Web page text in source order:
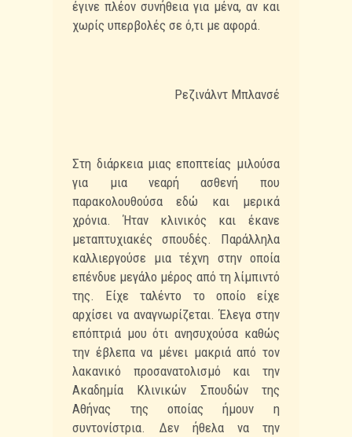
έγινε πλέον συνήθεια για μένα, αν και
χωρίς υπερβολές σε ό,τι με αφορά.
Ρεζινάλντ Μπλανσέ
Στη διάρκεια μιας εποπτείας μιλούσα
για μια νεαρή ασθενή που
παρακολουθούσα εδώ και μερικά
χρόνια. Ήταν κλινικός και έκανε
μεταπτυχιακές σπουδές. Παράλληλα
καλλιεργούσε μια τέχνη στην οποία
επένδυε μεγάλο μέρος από τη λίμπιντό
της. Είχε ταλέντο το οποίο είχε
αρχίσει να αναγνωρίζεται. Έλεγα στην
επόπτριά μου ότι ανησυχούσα καθώς
την έβλεπα να μένει μακριά από τον
λακανικό προσανατολισμό και την
Ακαδημία Κλινικών Σπουδών της
Αθήνας της οποίας ήμουν η
συντονίστρια. Δεν ήθελα να την